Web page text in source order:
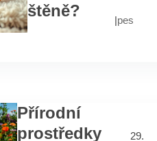
štěně?
|pes
Přírodní
prostředky
29.